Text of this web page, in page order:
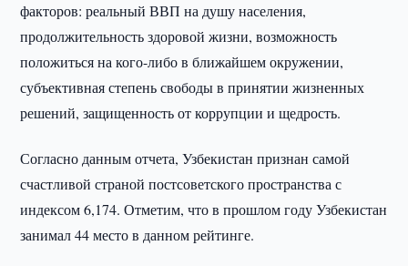
факторов: реальный ВВП на душу населения,
продолжительность здоровой жизни, возможность
положиться на кого-либо в ближайшем окружении,
субъективная степень свободы в принятии жизненных
решений, защищенность от коррупции и щедрость.
Согласно данным отчета, Узбекистан признан самой
счастливой страной постсоветского пространства с
индексом 6,174. Отметим, что в прошлом году Узбекистан
занимал 44 место в данном рейтинге.